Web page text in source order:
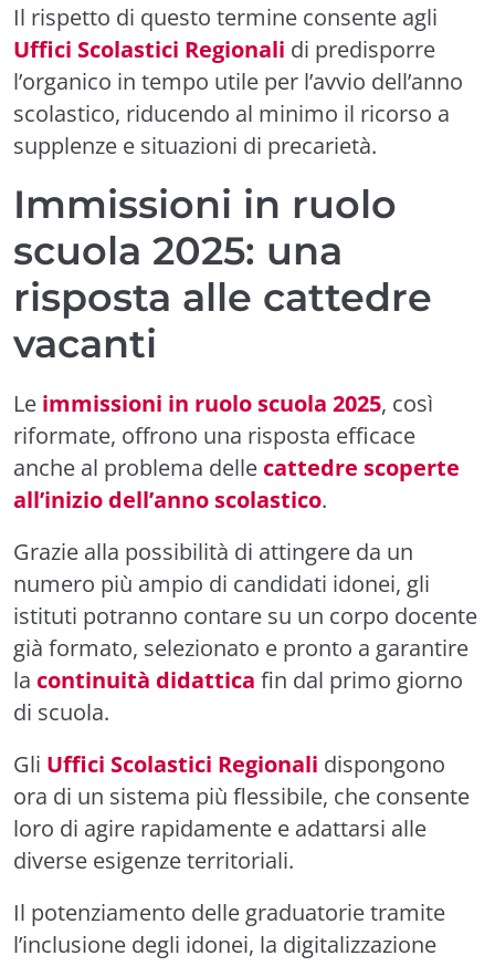
Il rispetto di questo termine consente agli
Uffici Scolastici Regionali di predisporre
l’organico in tempo utile per l’avvio dell’anno
scolastico, riducendo al minimo il ricorso a
supplenze e situazioni di precarietà.
Immissioni in ruolo
scuola 2025: una
risposta alle cattedre
vacanti
Le immissioni in ruolo scuola 2025, così
riformate, offrono una risposta efficace
anche al problema delle cattedre scoperte
all’inizio dell’anno scolastico.
Grazie alla possibilità di attingere da un
numero più ampio di candidati idonei, gli
istituti potranno contare su un corpo docente
già formato, selezionato e pronto a garantire
la continuità didattica fin dal primo giorno
di scuola.
Gli Uffici Scolastici Regionali dispongono
ora di un sistema più flessibile, che consente
loro di agire rapidamente e adattarsi alle
diverse esigenze territoriali.
Il potenziamento delle graduatorie tramite
l’inclusione degli idonei, la digitalizzazione